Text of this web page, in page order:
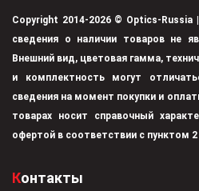
Copyright 2014-2026 © Optics-Russia
сведения о наличии товаров не
Внешний вид, цветовая гамма,
и комплектность могут
сведения на момент покупки и
товарах носит справочный
офертой в соответствии с пунктом
Контакты